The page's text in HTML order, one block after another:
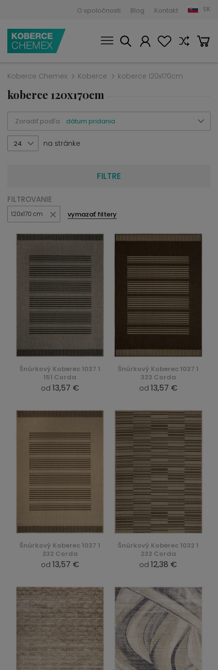
O spoločnosti Blog Kontakt SK
Koberce Chemex Koberce koberce 120x170cm
koberce 120x170cm
Zoradiť podľa: dátum pridania
24 na stránke
FILTRE
FILTROVANIE
120x170 cm vymazať filtery
Šnúrkový Koberec 1037 1
151 Corda
od 13,57 €
Šnúrkový Koberec 1037 1
323 Corda
od 13,57 €
Šnúrkový Koberec 1037 1
232 Corda
od 13,57 €
Šnúrkový Koberec 1032 1
232 Corda
od 12,38 €